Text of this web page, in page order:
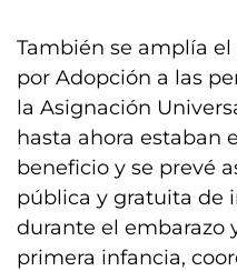
También se amplía
por Adopción a las
la Asignación
hasta ahora estaban
beneficio y se prevé
pública y gratuita de
durante el embarazo
primera infancia,